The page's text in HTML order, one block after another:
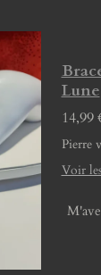
Lune
14,99
Pierre
Voir